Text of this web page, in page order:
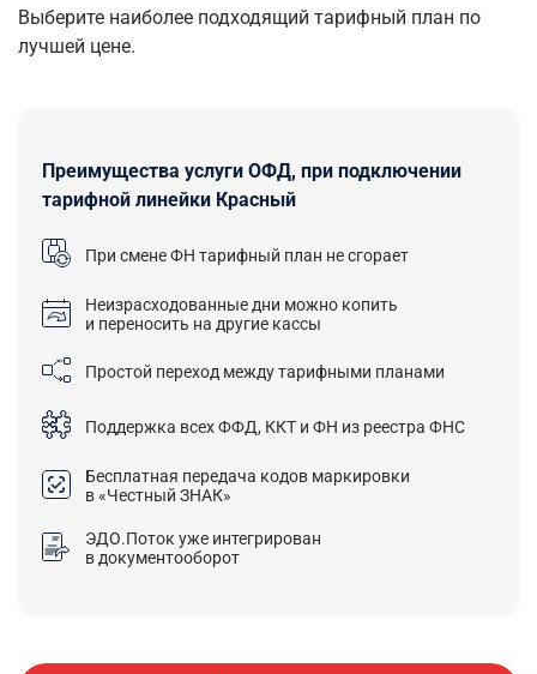
Выберите наиболее подходящий тарифный план по
лучшей цене.
Преимущества услуги ОФД, при подключении
тарифной линейки Красный
При смене ФН тарифный план не сгорает
Неизрасходованные дни можно копить
и переносить на другие кассы
Простой переход между тарифными планами
Поддержка всех ФФД, ККТ и ФН из реестра ФНС
Бесплатная передача кодов маркировки
в «Честный ЗНАК»
ЭДО.Поток уже интегрирован
в документооборот